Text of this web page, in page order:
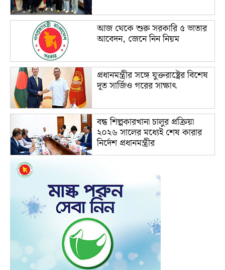
আজ থেকে শুরু সরকারি ৫ ভাতার
আবেদন, জেনে নিন নিয়ম
প্রধানমন্ত্রীর সঙ্গে যুক্তরাষ্ট্রের বিশেষ
দূত সার্জিও গরের সাক্ষাৎ
বন্ধ শিল্পকারখানা চালুর প্রক্রিয়া
২০২৬ সালের মধ্যেই শেষ কারার
নির্দেশ প্রধানমন্ত্রীর